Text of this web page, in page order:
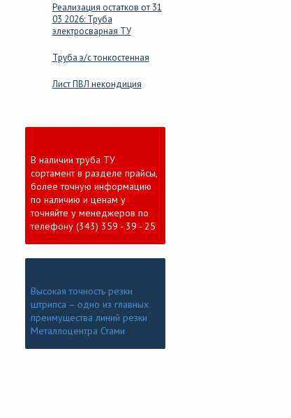
Реализация остатков от 31
03 2026: Труба
электросварная ТУ
Труба э/с тонкостенная
Лист ПВЛ некондиция
В наличии труба ТУ
сортамент в разделе прайсы,
более точную информацию
по наличию и ценам у
точняйте у менеджеров по
телефону (343) 359 - 39 - 25
Высокая точность резки
штрипса – одно из главных
преимущества линий резки
Металлоцентра Стами